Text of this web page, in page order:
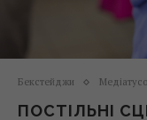
Бекстейджи
ПОСТІЛЬНІ